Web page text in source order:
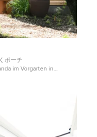
ポーチ
im Vorgarten in